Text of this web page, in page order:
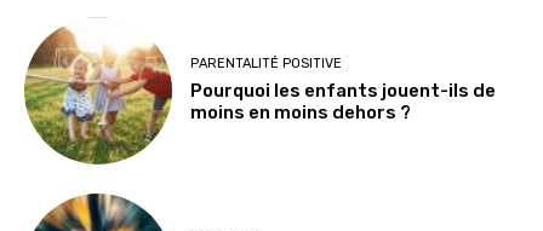
PARENTALITÉ POSITIVE
Pourquoi les enfants jouent-ils de
moins en moins dehors ?